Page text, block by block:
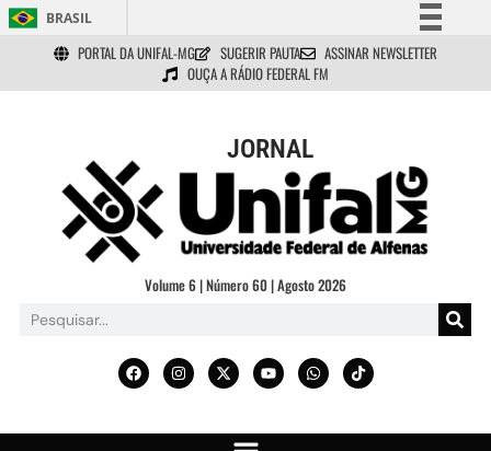
BRASIL
Simplifique!
Comunica BR
Acesso à informação
Legislação
Canais
PORTAL DA UNIFAL-MG SUGERIR PAUTA
ASSINAR NEWSLETTER
OUÇA A RÁDIO FEDERAL FM
JORNAL
Volume 6 | Número 60 | Agosto 2026